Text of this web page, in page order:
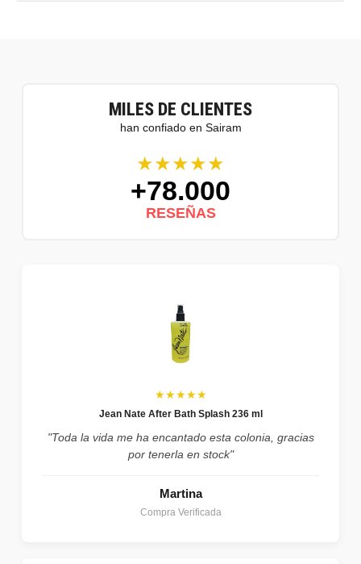
MILES DE CLIENTES
han confiado en Sairam
★★★★★
+78.000
RESEÑAS
★★★★★
Jean Nate After Bath Splash 236 ml
"Toda la vida me ha encantado esta colonia, gracias
por tenerla en stock"
Martina
Compra Verificada